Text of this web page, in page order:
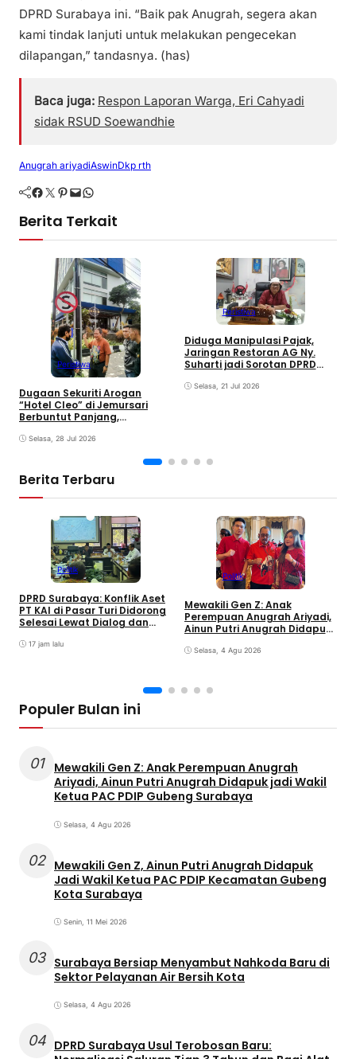
DPRD Surabaya ini. “Baik pak Anugrah, segera akan
kami tindak lanjuti untuk melakukan pengecekan
dilapangan,” tandasnya. (has)
Baca juga: Respon Laporan Warga, Eri Cahyadi
sidak RSUD Soewandhie
Anugrah ariyadiAswinDkp rth
Facebook Twitter Pinterest Mail WhatsApp
Berita Terkait
Peristiwa
Dugaan Sekuriti Arogan
“Hotel Cleo” di Jemursari
Berbuntut Panjang,
Mulai Dipertanyakan
Selasa, 28 Jul 2026
Peristiwa
Diduga Manipulasi Pajak,
Jaringan Restoran AG Ny.
Suharti jadi Sorotan DPRD
Selasa, 21 Jul 2026
Berita Terbaru
Politik
DPRD Surabaya: Konflik Aset
PT KAI di Pasar Turi Didorong
Selesai Lewat Dialog dan
17 jam lalu
Politik
Mewakili Gen Z: Anak
Perempuan Anugrah Ariyadi,
Ainun Putri Anugrah Didapuk
Gubeng Surabaya
Selasa, 4 Agu 2026
Populer Bulan ini
01
Mewakili Gen Z: Anak Perempuan Anugrah
Ariyadi, Ainun Putri Anugrah Didapuk jadi Wakil
Ketua PAC PDIP Gubeng Surabaya
Selasa, 4 Agu 2026
02 Mewakili Gen Z, Ainun Putri Anugrah Didapuk
Jadi Wakil Ketua PAC PDIP Kecamatan Gubeng
Kota Surabaya
Senin, 11 Mei 2026
03 Surabaya Bersiap Menyambut Nahkoda Baru di
Sektor Pelayanan Air Bersih Kota
Selasa, 4 Agu 2026
04 DPRD Surabaya Usul Terobosan Baru: